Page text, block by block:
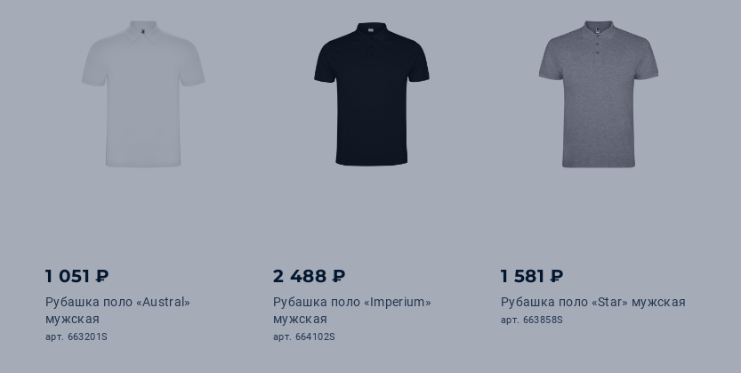
1 051 ₽
Рубашка поло «Austral»
мужская
арт. 663201S
2 488 ₽
Рубашка поло «Imperium»
мужская
арт. 664102S
1 581 ₽
Рубашка поло «Star» мужская
арт. 663858S